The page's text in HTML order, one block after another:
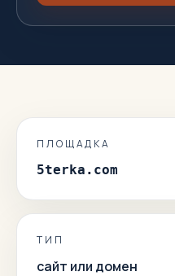
ПЛОЩАДКА
5terka.com
ТИП
сайт или домен